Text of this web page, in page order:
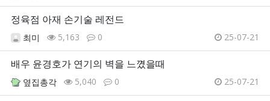
정육점 아재 손기술 레전드
최미 5,163 0 25-07-21
배우 윤경호가 연기의 벽을 느꼈을때
옆집총각 5,040 0 25-07-21